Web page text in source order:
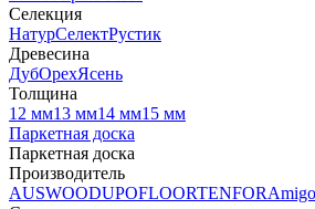
Селекция
НатурСелектРустик
Древесина
ДубОрехЯсень
Толщина
12 мм13 мм14 мм15 мм
Паркетная доска
Паркетная доска
Производитель
AUSWOODUPOFLOORTENFORAmigo